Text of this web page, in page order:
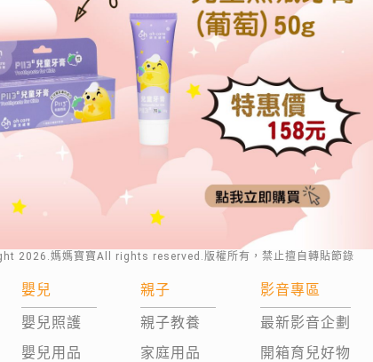
2026 .媽媽寶寶All rights reserved.版權所有，禁止擅自轉貼節錄
嬰兒
嬰兒照護
嬰兒用品
親子
親子教養
家庭用品
影音專區
最新影音企劃
開箱育兒好物